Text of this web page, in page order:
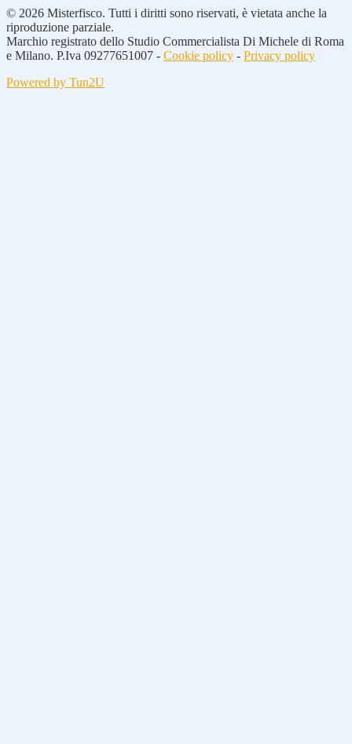
© 2026 Misterfisco. Tutti i diritti sono riservati, è vietata anche la
riproduzione parziale.
Marchio registrato dello Studio Commercialista Di Michele di Roma
e Milano. P.Iva 09277651007 - Cookie policy - Privacy policy
Powered by Tun2U